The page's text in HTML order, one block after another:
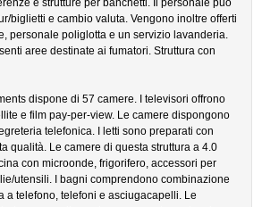
e strutture per banchetti. Il personale può
biglietti e cambio valuta. Vengono inoltre offerti
personale poliglotta e un servizio lavanderia.
aree destinate ai fumatori. Struttura con
dispone di 57 camere. I televisori offrono
e film pay-per-view. Le camere dispongono
telefonica. I letti sono preparati con
qualità. Le camere di questa struttura a 4.0
con microonde, frigorifero, accessori per
utensili. I bagni comprendono combinazione
a telefono, telefoni e asciugacapelli. Le